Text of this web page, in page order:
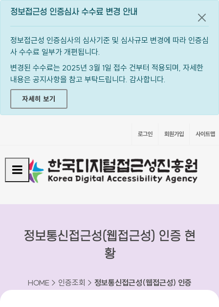
정보접근성 인증심사 수수료 변경 안내
정보접근성 인증심사의 심사기준 및 심사규모 변경에 따라 인증심
사 수수료 일부가 개편됩니다.
변경된 수수료는 2025년 3월 1일 접수 건부터 적용되며, 자세한
내용은 공지사항을 참고 부탁드립니다. 감사합니다.
자세히 보기
공지
로그인 회원가입 사이트맵
정보통신접근성(웹접근성) 인증 현
황
HOME > 인증조회 > 정보통신접근성(웹접근성) 인증